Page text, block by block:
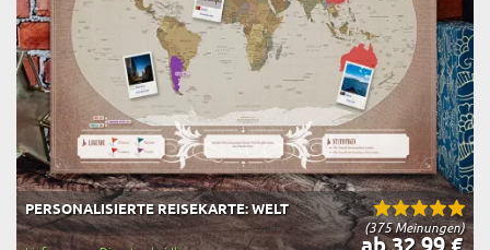
(375 Meinungen)
PERSONALISIERTE REISEKARTE: WELT